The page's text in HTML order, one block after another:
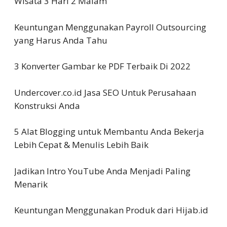
Keuntungan Menggunakan Payroll Outsourcing
yang Harus Anda Tahu
3 Konverter Gambar ke PDF Terbaik Di 2022
Undercover.co.id Jasa SEO Untuk Perusahaan
Konstruksi Anda
5 Alat Blogging untuk Membantu Anda Bekerja
Lebih Cepat & Menulis Lebih Baik
Jadikan Intro YouTube Anda Menjadi Paling
Menarik
Keuntungan Menggunakan Produk dari Hijab.id